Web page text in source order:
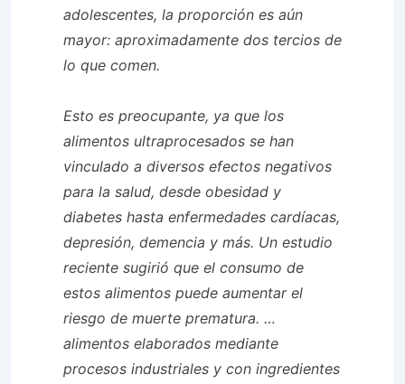
adolescentes, la proporción es aún
mayor: aproximadamente dos tercios de
lo que comen.
Esto es preocupante, ya que los
alimentos ultraprocesados ​​se han
vinculado a diversos efectos negativos
para la salud, desde obesidad y
diabetes hasta enfermedades cardíacas,
depresión, demencia y más. Un estudio
reciente sugirió que el consumo de
estos alimentos puede aumentar el
riesgo de muerte prematura. …
alimentos elaborados mediante
procesos industriales y con ingredientes